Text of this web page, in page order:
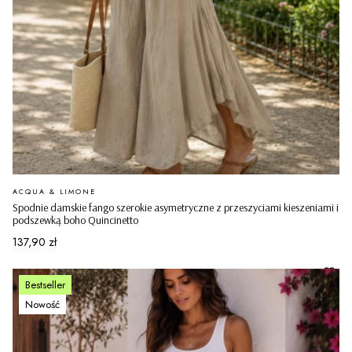
Spodnie damskie fango szerokie asymetryczne z przeszyciami kieszeniami i
podszewką boho Quincinetto
PRODUCENT
ACQUA & LIMONE
Cena
137,90 zł
Bestseller
Nowość